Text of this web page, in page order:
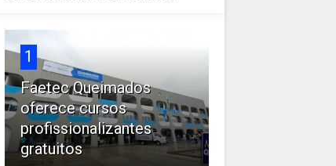
1
Faetec Queimados
oferece cursos
profissionalizantes
gratuitos